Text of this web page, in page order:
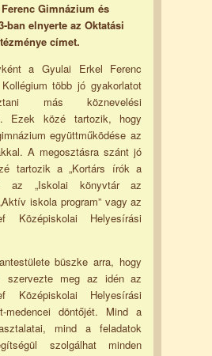
Gimnázium és
ban elnyerte az Oktatási
címet.
a Gyulai Erkel Ferenc
több jó gyakorlatot
más köznevelési
Ezek közé tartozik, hogy
együttműködése az
A megosztásra szánt jó
tartozik a „Kortárs írók a
az „Iskolai könyvtár az
iskola program” vagy az
Középiskolai Helyesírási
büszke arra, hogy
szervezte meg az idén az
Középiskolai Helyesírási
medencei döntőjét. Mind a
mind a feladatok
szolgálhat minden